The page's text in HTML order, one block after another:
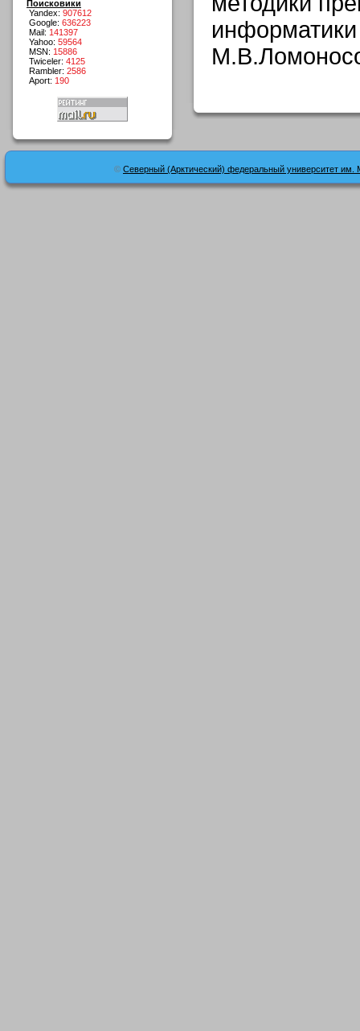
Поисковики
Yandex: 907612
Google: 636223
Mail: 141397
Yahoo: 59564
MSN: 15886
Twiceler: 4125
Rambler: 2586
Aport: 190
© Северный (Арктический) федеральный университет